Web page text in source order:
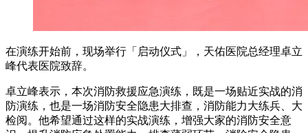
在演练开始前，现场举行「启动仪式」，天佑医院总经理卓立
峰代表医院致辞。
卓立峰表示，本次消防救援应急演练，既是一场贴近实战的消
防演练，也是一场消防安全隐患大排查，消防能力大练兵、大
检阅。他希望通过这样的实战演练，增强大家的消防安全意